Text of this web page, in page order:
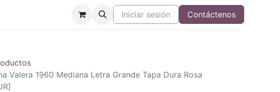
Iniciar sesión Contáctenos
Valera 1960 Mediana Letra Grande Tapa Dura Rosa